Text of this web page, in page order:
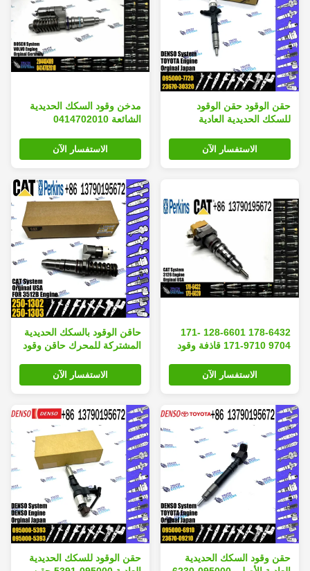
حقن الوقود حقن الوقود
للسكك الحديدية العادية
الاستفسار الآن
مدخن وقود السكك الحديدية
الشائعة 0414702010
الاستفسار الآن
178-6432 128-6601 171-
9704 171-9710 قاذفة وقود
3512C 3516C أجزاء محرك
الديزل قاذفة السكك الحديدية
الاستفسار الآن
حاقن الوقود بالسكك الحديدية
المشتركة للمحرك حاقن وقود
1303 250-1302
الاستفسار الآن
حقن وقود السكك الحديدية
حقن الوقود للسكك الحديدية